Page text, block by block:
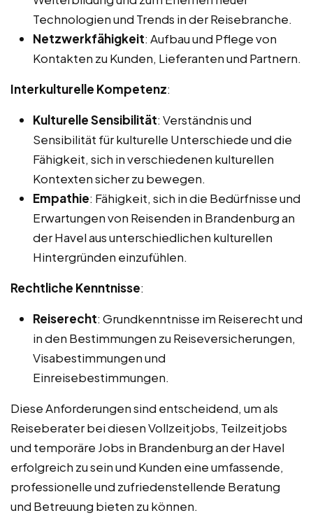
Technologien und Trends in der Reisebranche.
Netzwerkfähigkeit: Aufbau und Pflege von
Kontakten zu Kunden, Lieferanten und Partnern.
Interkulturelle Kompetenz:
Kulturelle Sensibilität: Verständnis und
Sensibilität für kulturelle Unterschiede und die
Fähigkeit, sich in verschiedenen kulturellen
Kontexten sicher zu bewegen.
Empathie: Fähigkeit, sich in die Bedürfnisse und
Erwartungen von Reisenden in Brandenburg an
der Havel aus unterschiedlichen kulturellen
Hintergründen einzufühlen.
Rechtliche Kenntnisse:
Reiserecht: Grundkenntnisse im Reiserecht und
in den Bestimmungen zu Reiseversicherungen,
Visabestimmungen und
Einreisebestimmungen.
Diese Anforderungen sind entscheidend, um als
Reiseberater bei diesen Vollzeitjobs, Teilzeitjobs
und temporäre Jobs in Brandenburg an der Havel
erfolgreich zu sein und Kunden eine umfassende,
professionelle und zufriedenstellende Beratung
und Betreuung bieten zu können.